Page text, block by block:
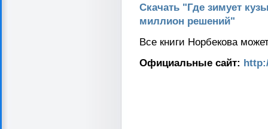
Скачать "Где зимует
миллион решений"
Все книги Норбекова
Официальные сайт: